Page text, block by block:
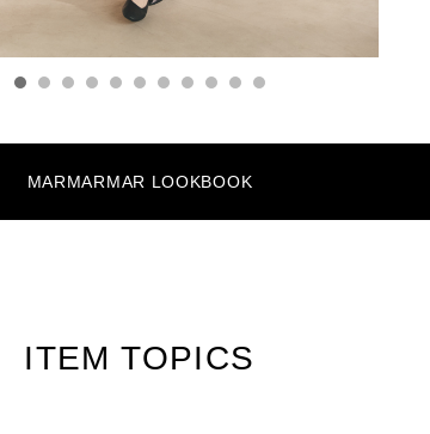
MARMARMAR LOOKBOOK
ITEM TOPICS